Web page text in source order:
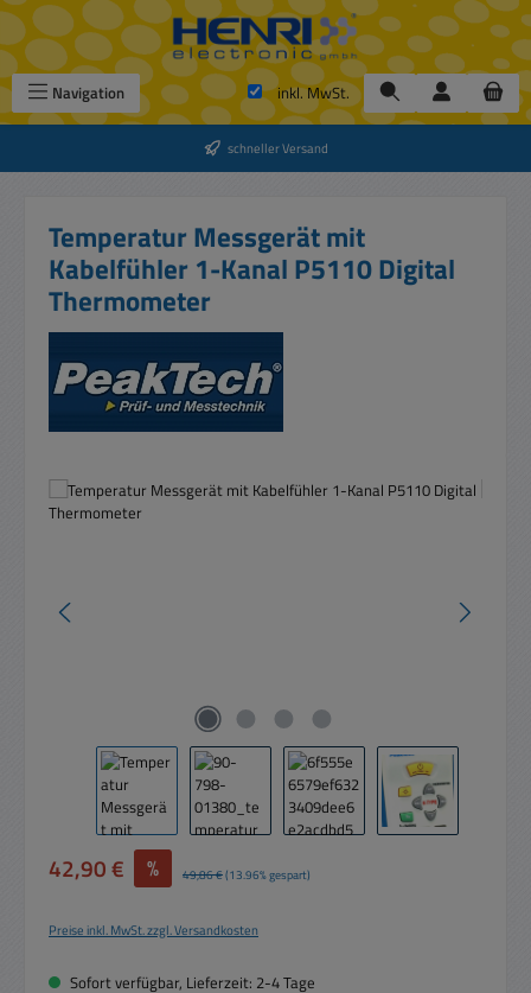
Zum Hauptinhalt springen
Navigation inkl. MwSt.
schneller Versand
Temperatur Messgerät mit
Kabelfühler 1-Kanal P5110 Digital
Thermometer
Bildergalerie überspringen
Verkaufspreis:
42,90 € % Regulärer Preis:
49,86 €(13.96% gespart)
Preise inkl. MwSt. zzgl. Versandkosten
Sofort verfügbar, Lieferzeit: 2-4 Tage